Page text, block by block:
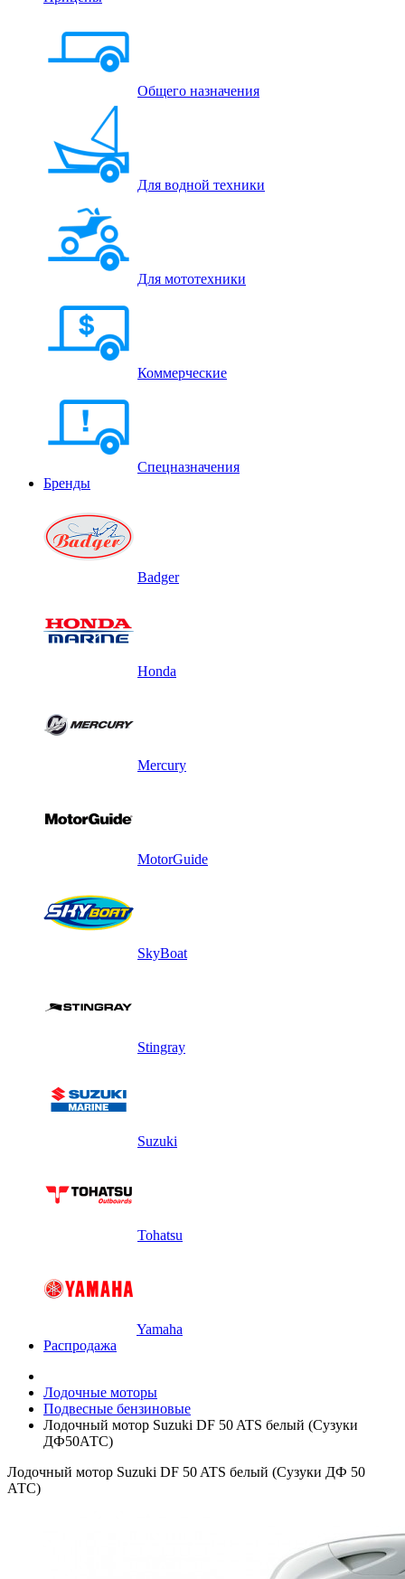
Общего назначения
Для водной техники
Для мототехники
Коммерческие
Спецназначения
Бренды
Badger
Honda
Mercury
MotorGuide
SkyBoat
Stingray
Suzuki
Tohatsu
Yamaha
Распродажа
Лодочные моторы
Подвесные бензиновые
Лодочный мотор Suzuki DF 50 ATS белый (Сузуки
ДФ50АТС)
Лодочный мотор Suzuki DF 50 ATS белый (Сузуки ДФ 50
АТС)